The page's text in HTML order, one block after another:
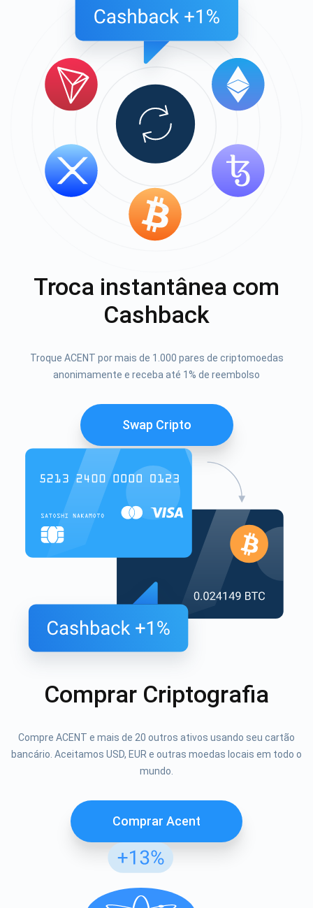
Troca instantânea com
Cashback
Troque ACENT por mais de 1.000 pares de criptomoedas
anonimamente e receba até 1% de reembolso
Swap Cripto
Comprar Criptografia
Compre ACENT e mais de 20 outros ativos usando seu cartão
bancário. Aceitamos USD, EUR e outras moedas locais em todo o
mundo.
Comprar Acent